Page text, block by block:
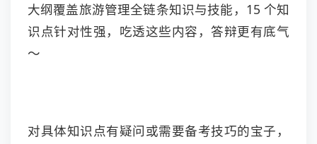
大纲覆盖旅游管理全链条知识与技能，15 个知
识点针对性强，吃透这些内容，答辩更有底气
～
对具体知识点有疑问或需要备考技巧的宝子，